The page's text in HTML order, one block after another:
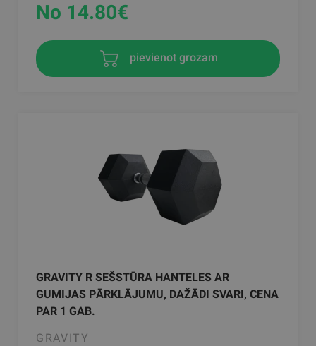
No 14.80€
pievienot grozam
GRAVITY R SEŠSTŪRA HANTELES AR
GUMIJAS PĀRKLĀJUMU, DAŽĀDI SVARI, CENA
PAR 1 GAB.
GRAVITY